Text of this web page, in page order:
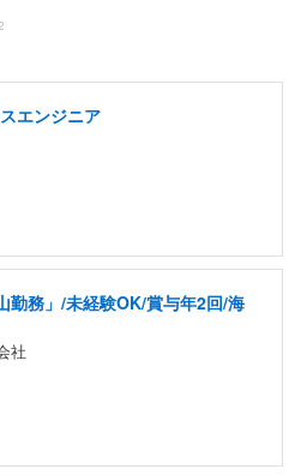
エンジニア
勤務」/未経験OK/賞与年2回/海
社